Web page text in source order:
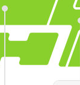
家電量
家電量販